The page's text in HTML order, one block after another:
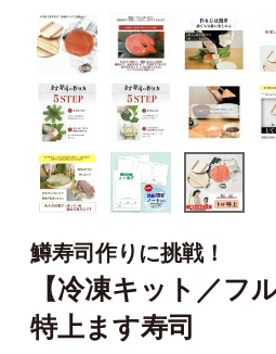
鱒寿司作りに挑戦！
【冷凍キット／フ
特上ます寿司